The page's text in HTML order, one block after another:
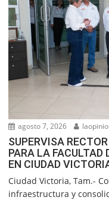
agosto 7, 2026
SUPERVISA
PARA LA FACULTAD
EN CIUDAD
Ciudad Victoria, Tam.-
infraestructura y